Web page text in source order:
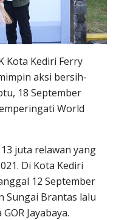
Kota Kediri Ferry
aksi bersih-
18 September
World
juta relawan yang
Di Kota Kediri
12 September
Sungai Brantas lalu
Jayabaya.